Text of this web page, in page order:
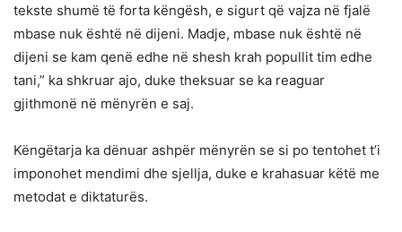
tekste shumë të forta këngësh, e sigurt që vajza në fjalë
mbase nuk është në dijeni. Madje, mbase nuk është në
dijeni se kam qenë edhe në shesh krah popullit tim edhe
tani,” ka shkruar ajo, duke theksuar se ka reaguar
gjithmonë në mënyrën e saj.
Këngëtarja ka dënuar ashpër mënyrën se si po tentohet t’i
imponohet mendimi dhe sjellja, duke e krahasuar këtë me
metodat e diktaturës.